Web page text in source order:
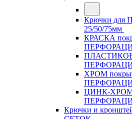
Крючки
25/50/75мм
КРАСКА
ХРОМ
ЦИНК-ХРОМ
Крючки и